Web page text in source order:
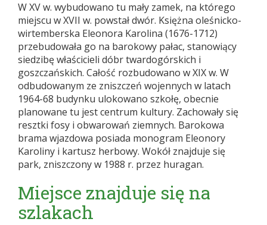
W XV w. wybudowano tu mały zamek, na którego
miejscu w XVII w. powstał dwór. Księżna oleśnicko-
wirtemberska Eleonora Karolina (1676-1712)
przebudowała go na barokowy pałac, stanowiący
siedzibę właścicieli dóbr twardogórskich i
goszczańskich. Całość rozbudowano w XIX w. W
odbudowanym ze zniszczeń wojennych w latach
1964-68 budynku ulokowano szkołę, obecnie
planowane tu jest centrum kultury. Zachowały się
resztki fosy i obwarowań ziemnych. Barokowa
brama wjazdowa posiada monogram Eleonory
Karoliny i kartusz herbowy. Wokół znajduje się
park, zniszczony w 1988 r. przez huragan.
Miejsce znajduje się na
szlakach